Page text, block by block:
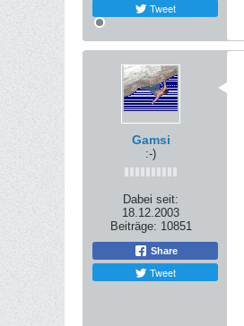
Tweet
Gamsi
:-)
Dabei seit:
18.12.2003
Beiträge: 10851
Share
Tweet